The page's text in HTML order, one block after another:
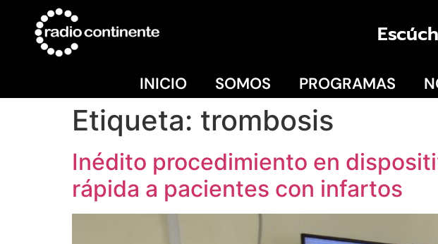
INICIO SOMOS PROGRAMAS
Etiqueta: trombosis
Inédito procedimiento en
rápida a pacientes con infartos